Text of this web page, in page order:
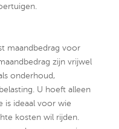
maandbedrag voor
zijn vrijwel
onderhoud,
U hoeft alleen
is ideaal voor wie
kosten wil rijden.